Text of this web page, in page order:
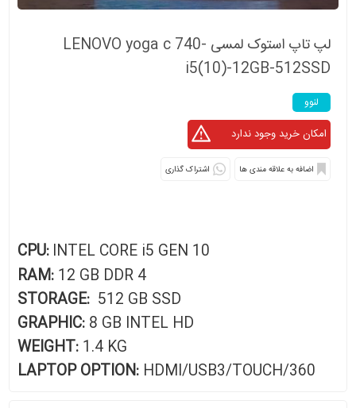
لپ تاپ استوک لمسی LENOVO yoga c 740-
i5(10)-12GB-512SSD
لنوو
اشتراک گذاری
CPU: INTEL CORE i5 GEN 10
RAM: 12 GB DDR 4
STORAGE: 512 GB SSD
GRAPHIC: 8 GB INTEL HD
WEIGHT: 1.4 KG
LAPTOP OPTION: HDMI/USB3/TOUCH/360